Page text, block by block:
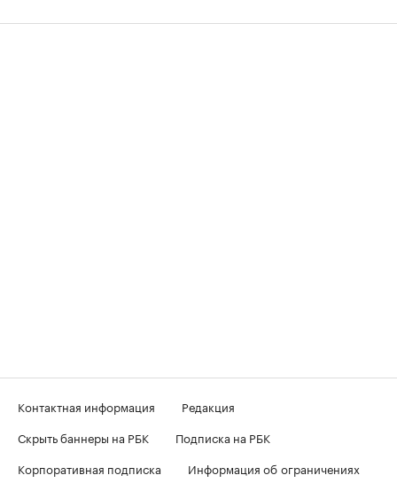
Контактная информация
Редакция
Скрыть баннеры на РБК
Подписка на РБК
Корпоративная подписка
Информация об ограничениях